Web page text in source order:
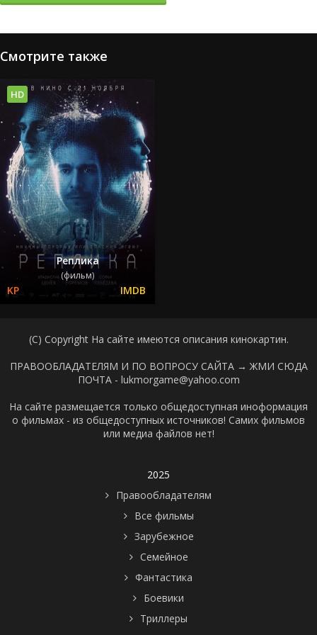
Смотрите также
Реплика
(фильм)
HD
(C) Copyright На сайте имеются описания кинокартин.
ПРАВООБЛАДАТЕЛЯМ И ПО ВОПРОСУ САЙТА → ЖМИ СЮДА
ПОЧТА - lukmorgame@yahoo.com
На сайте размещается только общедоступная иноформация
о фильмах - из общедоступных источников! Самих фильмов
или медиа файлов нет!
2025
Правообладателям
Все фильмы
Зарубежное
Семейное
Фантастика
Боевики
Триллеры